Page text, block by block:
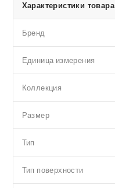
Характеристики товара
Бренд
Единица измерения
Коллекция
Размер
Тип
Тип поверхности